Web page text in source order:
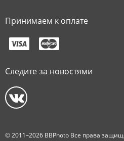
Принимаем к оплате
Следите за новостями
© 2011–2026 BBPhoto Все права